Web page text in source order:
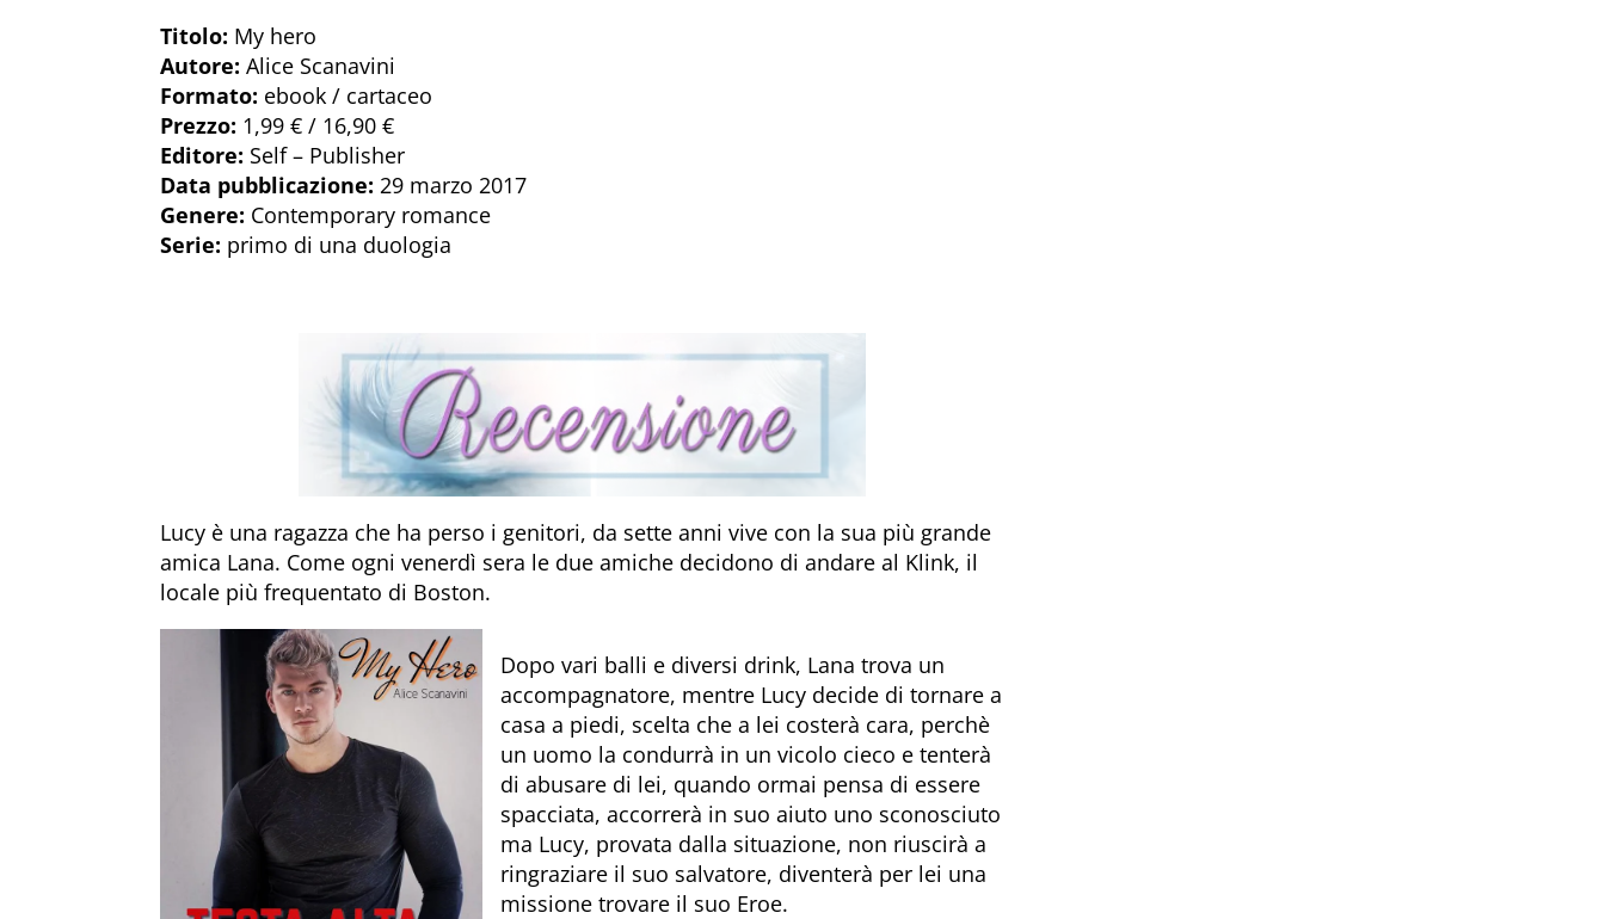
Titolo: My hero
Autore: Alice Scanavini
Formato: ebook / cartaceo
Prezzo: 1,99 € / 16,90 €
Editore: Self – Publisher
Data pubblicazione:29 marzo 2017
Genere: Contemporary romance
Serie: primo di una duologia
Lucy è una ragazza che ha perso i genitori, da sette anni vive con la sua più grande
amica Lana. Come ogni venerdì sera le due amiche decidono di andare al Klink, il
locale più frequentato di Boston.
Dopo vari balli e diversi drink, Lana trova un
accompagnatore, mentre Lucy decide di tornare a
casa a piedi, scelta che a lei costerà cara, perchè
un uomo la condurrà in un vicolo cieco e tenterà
di abusare di lei, quando ormai pensa di essere
spacciata, accorrerà in suo aiuto uno sconosciuto
ma Lucy, provata dalla situazione, non riuscirà a
ringraziare il suo salvatore, diventerà per lei una
missione trovare il suo Eroe.